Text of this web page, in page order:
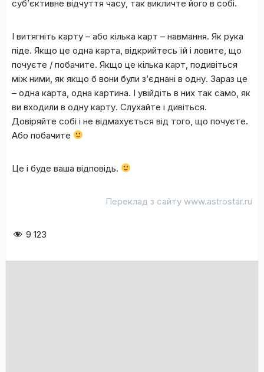
суб’єктивне відчуття часу, так викличте його в собі.
І витягніть карту – або кілька карт – навмання. Як рука
піде. Якщо це одна карта, відкрийтесь їй і ловите, що
почуєте / побачите. Якщо це кілька карт, подивіться
між ними, як якщо б вони були з’єднані в одну. Зараз це
– одна карта, одна картина. І увійдіть в них так само, як
ви входили в одну карту. Слухайте і дивіться.
Довіряйте собі і не відмахується від того, що почуєте.
Або побачите
Це і буде ваша відповідь.
Переклад з сайту www.astrostar.ru
9 123